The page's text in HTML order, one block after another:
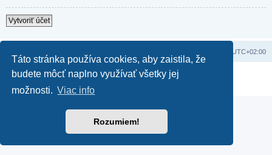
Táto stránka používa cookies, aby zaistila, že
budete môcť naplno využívať všetky jej
možnosti. Viac info
Rozumiem!
Vytvoriť účet
UTC+02:00
Založené naphpBB® Forum Software © phpBB Limited